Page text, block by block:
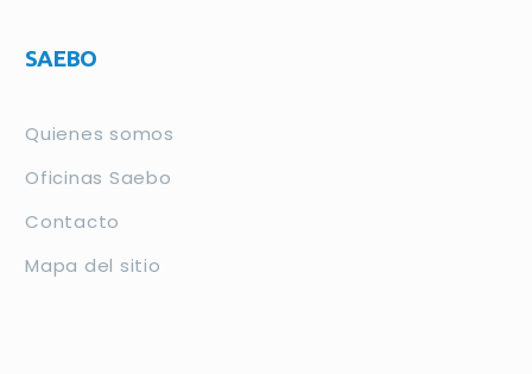
SAEBO
Quienes somos
Oficinas Saebo
Contacto
Mapa del sitio